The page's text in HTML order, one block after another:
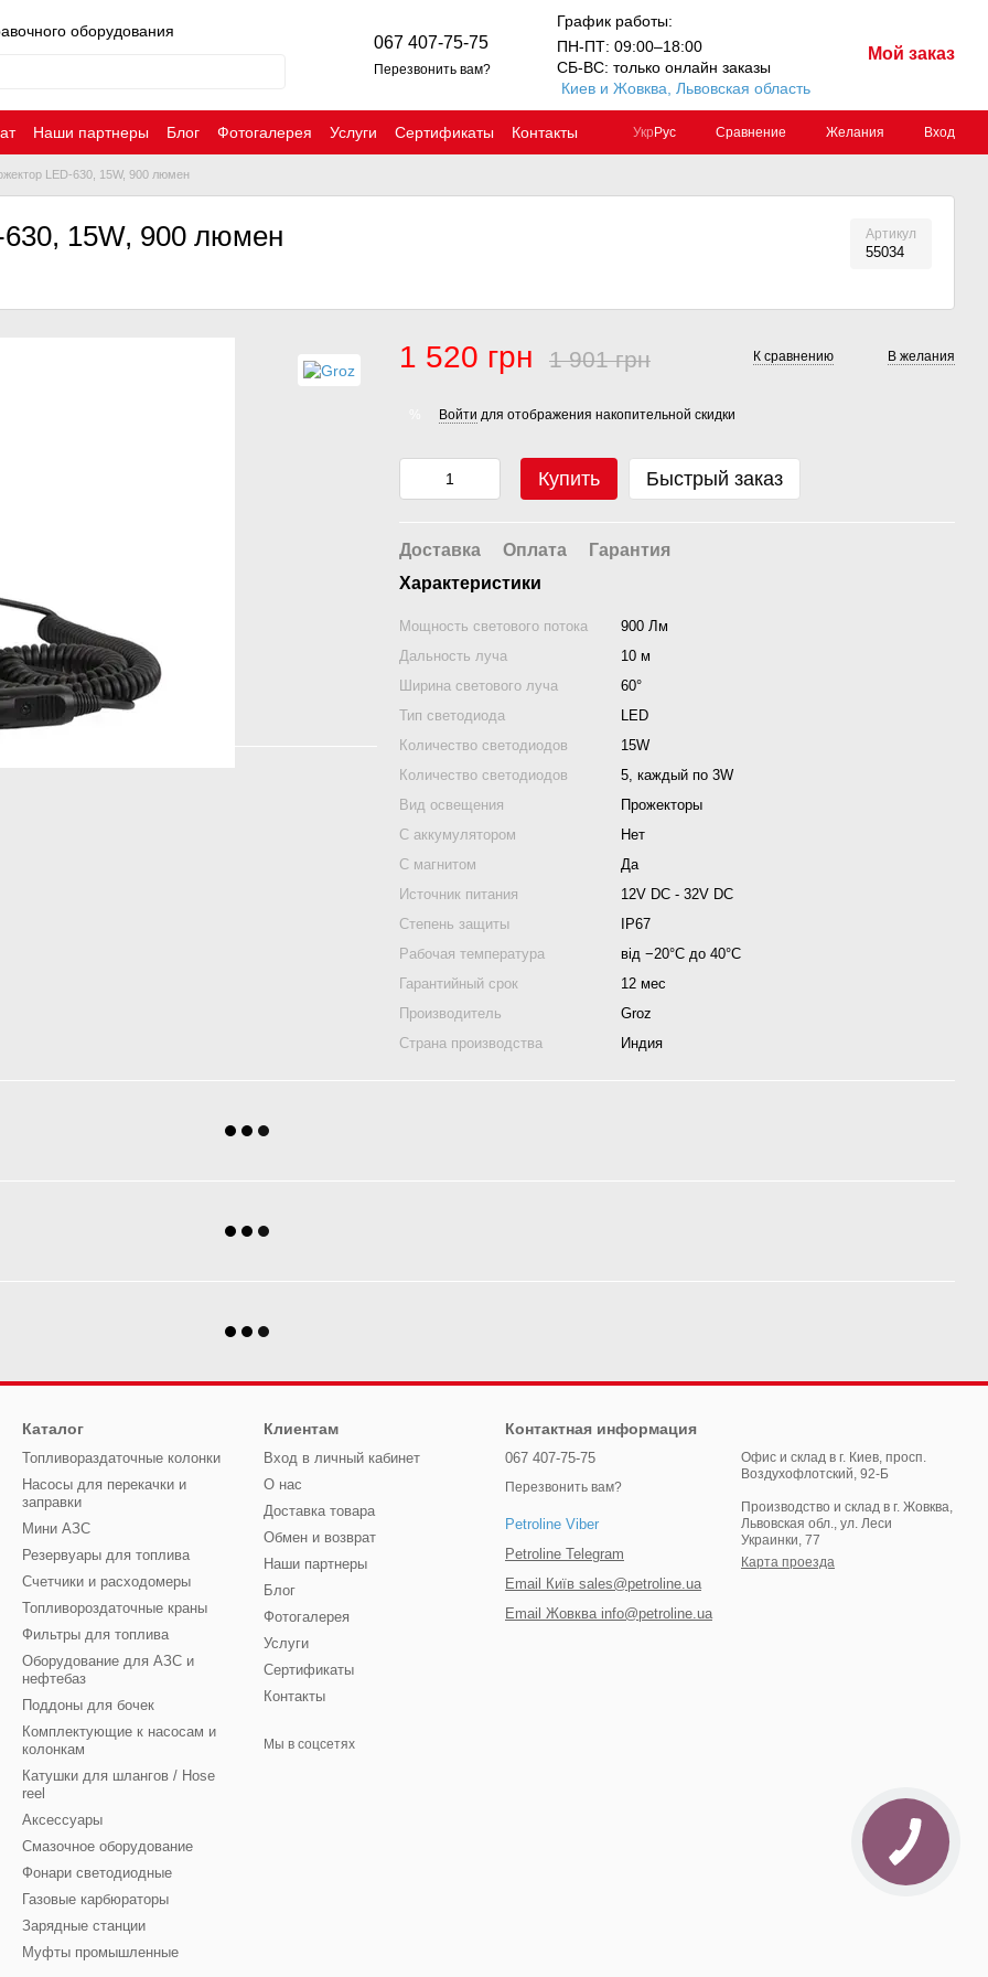
оборудования
067 407-75-75
Перезвонить вам?
График работы:
ПН-ПТ: 09:00–18:00
СБ-ВС: только онлайн заказы
Киев и Жовква, Львовская область
Мой заказ
Наши партнеры Блог Фотогалерея Услуги Сертификаты Контакты Укр Рус Сравнение Желания Вход
LED-630, 15W, 900 люмен
15W, 900 люмен Артикул
55034
1 520 грн 1 901 грн К сравнению В желания
Войти для отображения накопительной скидки
Купить Быстрый заказ
Доставка Оплата
Гарантия
Характеристики
Мощность светового потока
900 Лм
Дальность луча
10 м
Ширина светового луча
60°
Тип светодиода
LED
Количество светодиодов
15W
Количество светодиодов
5, каждый по 3W
Вид освещения
Прожекторы
С аккумулятором
Нет
С магнитом
Да
Источник питания
12V DC - 32V DC
Степень защиты
IP67
Рабочая температура
від −20°C до 40°C
Гарантийный срок
12 мес
Производитель
Groz
Страна производства
Индия
Каталог
Топливораздаточные колонки
Насосы для перекачки и
заправки
Мини АЗС
Резервуары для топлива
Счетчики и расходомеры
Топливороздаточные краны
Фильтры для топлива
Оборудование для АЗС и
нефтебаз
Поддоны для бочек
Комплектующие к насосам и
колонкам
Катушки для шлангов / Hose
reel
Аксессуары
Смазочное оборудование
Фонари светодиодные
Газовые карбюраторы
Зарядные станции
Муфты промышленные
Клиентам
Вход в личный кабинет
О нас
Доставка товара
Обмен и возврат
Наши партнеры
Блог
Фотогалерея
Услуги
Сертификаты
Контакты
Мы в соцсетях
Контактная информация
067 407-75-75
Перезвонить вам?
Petroline Viber
Petroline Telegram
Email Київ sales@petroline.ua
Email Жовква info@petroline.ua
Офис и склад в г. Киев, просп.
Воздухофлотский, 92-Б
Производство и склад в г. Жовква,
Львовская обл., ул. Леси
Украинки, 77
Карта проезда